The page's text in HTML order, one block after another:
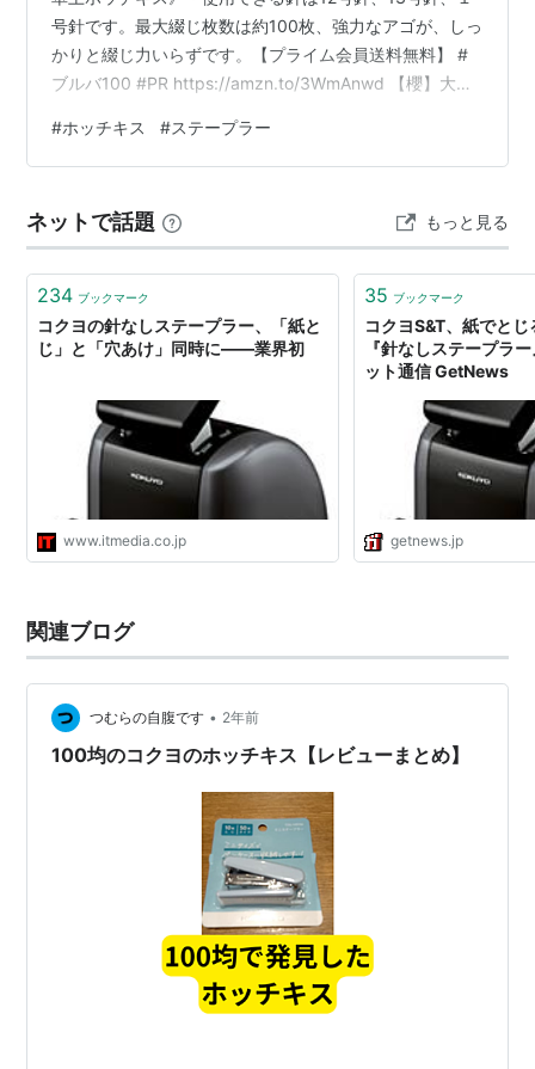
号針です。最大綴じ枚数は約100枚、強力なアゴが、しっ
かりと綴じ力いらずです。【プライム会員送料無料】 #
ブルバ100 #PR https://amzn.to/3WmAnwd 【櫻】大型
モダン (ホワイト) 櫻 Amazon 🐱御用とお急ぎでない方は
「ポチッ」をお願いします 買い物・ショッピングランキ
#ホッチキス #ステープラー
ネットで話題 もっと見る
234 ブックマーク
コクヨの針なしステープラー、「紙と
じ」と「穴あけ」同時に――業界初
www.itmedia.co.jp
35 ブックマーク
コクヨS&T、紙でと
『針なしステープラ
ット通信 GetNews
getnews.jp
関連ブログ
つむらの自腹です • 2年前
100均のコクヨのホッチキス【レビューまとめ】